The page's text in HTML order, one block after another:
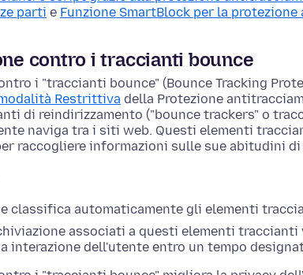
parti e Funzione SmartBlock per la
contro i traccianti bounce
i "traccianti bounce" (Bounce Tracking
Restrittiva della Protezione
di reindirizzamento ("bounce trackers" o
naviga tra i siti web. Questi elementi
raccogliere informazioni sulle sue abitudini di
classifica automaticamente gli elementi
associati a questi elementi
interazione dell'utente entro un tempo